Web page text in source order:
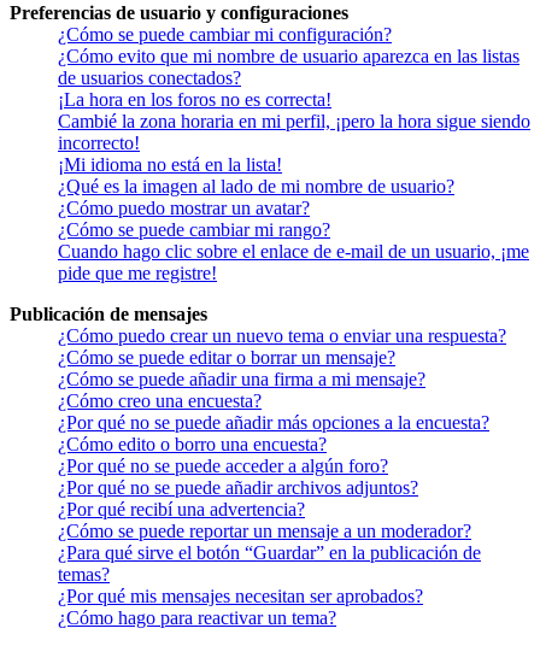
Preferencias de usuario y configuraciones
¿Cómo se puede cambiar mi configuración?
¿Cómo evito que mi nombre de usuario aparezca en las listas
de usuarios conectados?
¡La hora en los foros no es correcta!
Cambié la zona horaria en mi perfil, ¡pero la hora sigue siendo
incorrecto!
¡Mi idioma no está en la lista!
¿Qué es la imagen al lado de mi nombre de usuario?
¿Cómo puedo mostrar un avatar?
¿Cómo se puede cambiar mi rango?
Cuando hago clic sobre el enlace de e-mail de un usuario, ¡me
pide que me registre!
Publicación de mensajes
¿Cómo puedo crear un nuevo tema o enviar una respuesta?
¿Cómo se puede editar o borrar un mensaje?
¿Cómo se puede añadir una firma a mi mensaje?
¿Cómo creo una encuesta?
¿Por qué no se puede añadir más opciones a la encuesta?
¿Cómo edito o borro una encuesta?
¿Por qué no se puede acceder a algún foro?
¿Por qué no se puede añadir archivos adjuntos?
¿Por qué recibí una advertencia?
¿Cómo se puede reportar un mensaje a un moderador?
¿Para qué sirve el botón “Guardar” en la publicación de
temas?
¿Por qué mis mensajes necesitan ser aprobados?
¿Cómo hago para reactivar un tema?